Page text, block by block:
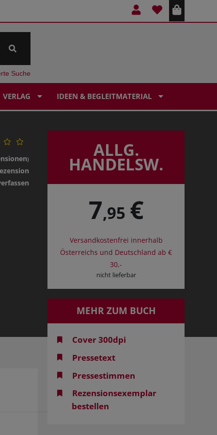
Suche
VERLAG IDEEN & BEGLEITMATERIAL
) ALLG.
HANDELSW.
7,95 €
Versandkostenfrei innerhalb
Österreichs und Deutschland ab €
30,-
nicht lieferbar
MEHR ZUM BUCH
Cover 300dpi
Pressetext
Pressestimmen
Rezensionsexemplar
bestellen